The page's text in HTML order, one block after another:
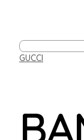
GUCCI